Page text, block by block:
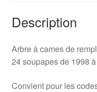
Description
Arbre à cames de
24 soupapes de 1998
Convient pour les